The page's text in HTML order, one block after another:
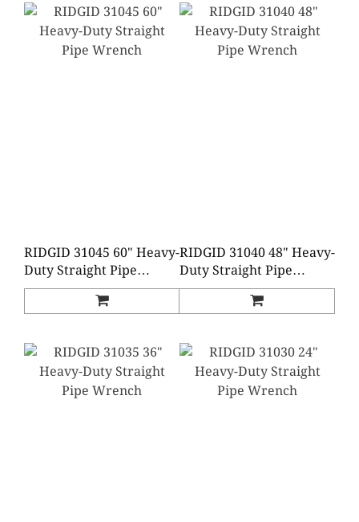
RIDGID 31045 60" Heavy-
Duty Straight Pipe
Wrench
RIDGID 31040 48" Heavy-
Duty Straight Pipe
Wrench